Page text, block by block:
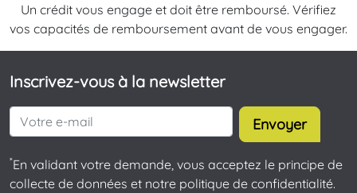
Un crédit vous engage et doit être remboursé. Vérifiez
vos capacités de remboursement avant de vous engager.
Inscrivez-vous à la newsletter
Envoyer
*En validant votre demande, vous acceptez le principe de
collecte de données et notre politique de confidentialité.